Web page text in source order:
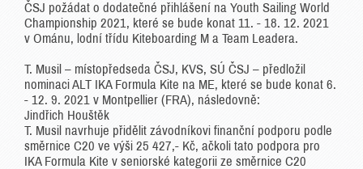
ČSJ požádat o dodatečné přihlášení na Youth Sailing World
Championship 2021, které se bude konat 11. - 18. 12. 2021
v Ománu, lodní třídu Kiteboarding M a Team Leadera.
T. Musil – místopředseda ČSJ, KVS, SÚ ČSJ – předložil
nominaci ALT IKA Formula Kite na ME, které se bude konat 6.
- 12. 9. 2021 v Montpellier (FRA), následovně:
Jindřich Houštěk
T. Musil navrhuje přidělit závodníkovi finanční podporu podle
směrnice C20 ve výši 25 427,- Kč, ačkoli tato podpora pro
IKA Formula Kite v seniorské kategorii ze směrnice C20